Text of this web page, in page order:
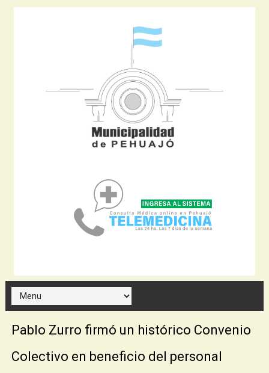
Pablo Zurro firmó un histórico Convenio
Colectivo en beneficio del personal